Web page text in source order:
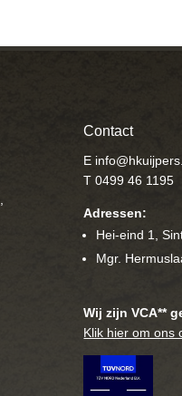
Contact
E
T 0499 46 1195
Adressen:
Hei-eind 1,
Mgr.
Wij zijn VCA**
Klik hier om ons